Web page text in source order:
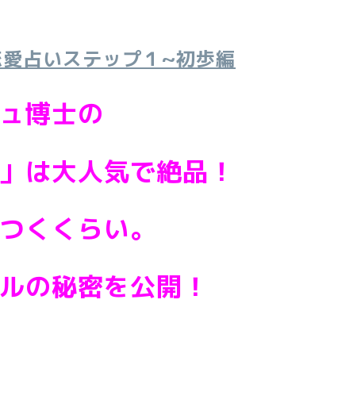
占いステップ１~初歩編
博士の
は大人気で絶品！
くくらい。
の秘密を公開！